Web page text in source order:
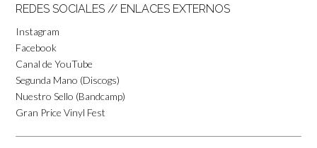
REDES SOCIALES // ENLACES EXTERNOS
Instagram
Facebook
Canal de YouTube
Segunda Mano (Discogs)
Nuestro Sello (Bandcamp)
Gran Price Vinyl Fest